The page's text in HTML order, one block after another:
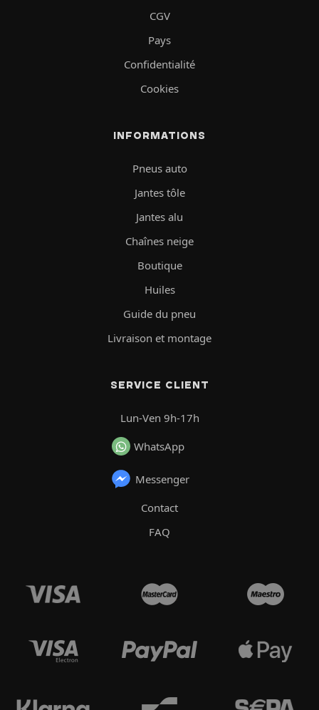
CGV
Pays
Confidentialité
Cookies
INFORMATIONS
Pneus auto
Jantes tôle
Jantes alu
Chaînes neige
Boutique
Huiles
Guide du pneu
Livraison et montage
SERVICE CLIENT
Lun-Ven 9h-17h
WhatsApp
Messenger
Contact
FAQ